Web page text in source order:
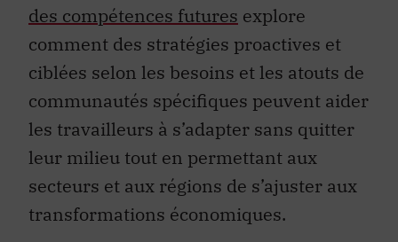
des compétences futures explore
comment des stratégies proactives et
ciblées selon les besoins et les atouts de
communautés spécifiques peuvent aider
les travailleurs à s’adapter sans quitter
leur milieu tout en permettant aux
secteurs et aux régions de s’ajuster aux
transformations économiques.